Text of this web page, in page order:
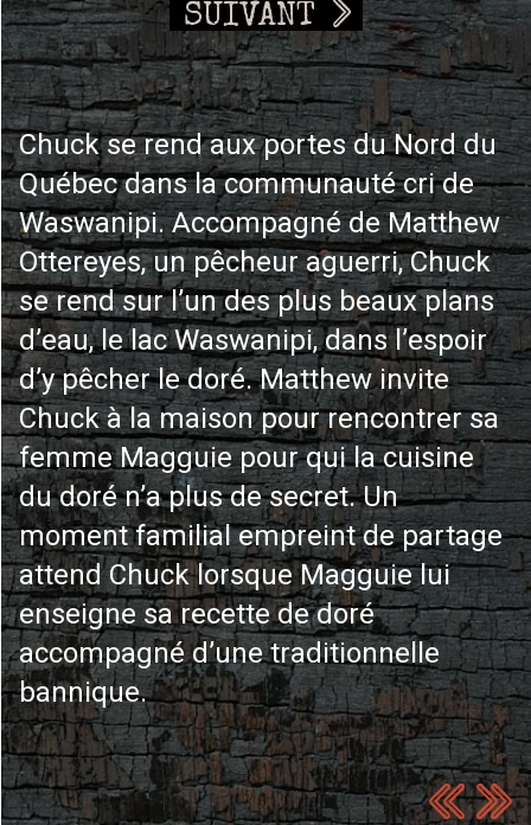
SUIVANT
Chuck se rend aux portes du Nord du
Québec dans la communauté cri de
Waswanipi. Accompagné de Matthew
Ottereyes, un pêcheur aguerri, Chuck
se rend sur l’un des plus beaux plans
d’eau, le lac Waswanipi, dans l’espoir
d’y pêcher le doré. Matthew invite
Chuck à la maison pour rencontrer sa
femme Magguie pour qui la cuisine
du doré n’a plus de secret. Un
moment familial empreint de partage
attend Chuck lorsque Magguie lui
enseigne sa recette de doré
accompagné d’une traditionnelle
bannique.